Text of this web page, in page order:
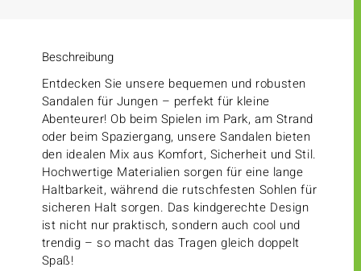
Beschreibung
Entdecken Sie unsere bequemen und robusten
Sandalen für Jungen – perfekt für kleine
Abenteurer! Ob beim Spielen im Park, am Strand
oder beim Spaziergang, unsere Sandalen bieten
den idealen Mix aus Komfort, Sicherheit und Stil.
Hochwertige Materialien sorgen für eine lange
Haltbarkeit, während die rutschfesten Sohlen für
sicheren Halt sorgen. Das kindgerechte Design
ist nicht nur praktisch, sondern auch cool und
trendig – so macht das Tragen gleich doppelt
Spaß!